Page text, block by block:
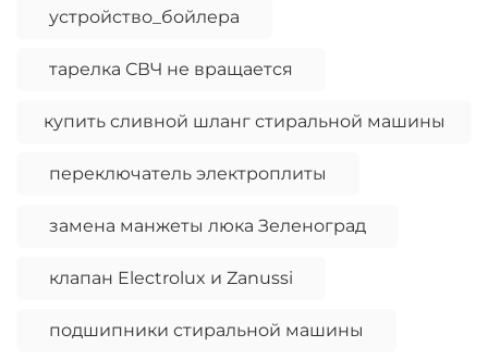
устройство_бойлера
тарелка СВЧ не вращается
купить сливной шланг стиральной машины
переключатель электроплиты
замена манжеты люка Зеленоград
клапан Electrolux и Zanussi
подшипники стиральной машины